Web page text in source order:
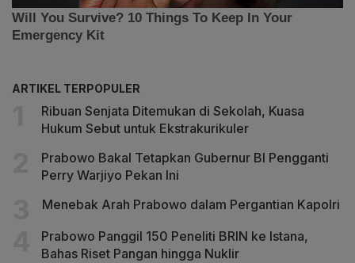
ARTIKEL TERPOPULER
Ribuan Senjata Ditemukan di Sekolah, Kuasa
Hukum Sebut untuk Ekstrakurikuler
Prabowo Bakal Tetapkan Gubernur BI Pengganti
Perry Warjiyo Pekan Ini
Menebak Arah Prabowo dalam Pergantian Kapolri
Prabowo Panggil 150 Peneliti BRIN ke Istana,
Bahas Riset Pangan hingga Nuklir